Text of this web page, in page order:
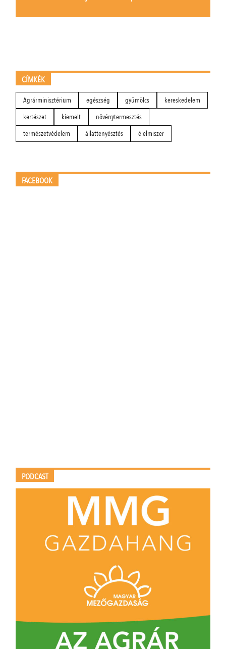
CÍMKÉK
Agrárminisztérium egészség gyümölcs
kereskedelem
kertészet
kiemelt
növénytermesztés
természetvédelem
állattenyésztés élelmiszer
FACEBOOK
PODCAST